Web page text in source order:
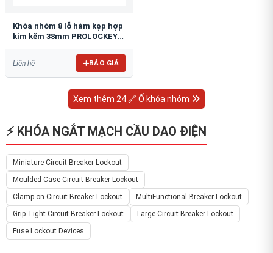
Khóa nhóm 8 lỗ hàm kẹp hợp
kim kẽm 38mm PROLOCKEY
Liên hệ BÁO GIÁ
Xem thêm 24 🔗 Ổ khóa nhóm
⚡ KHÓA NGẮT MẠCH CẦU DAO ĐIỆN
Miniature Circuit Breaker Lockout
Moulded Case Circuit Breaker Lockout
Clamp-on Circuit Breaker Lockout
MultiFunctional Breaker Lockout
Grip Tight Circuit Breaker Lockout
Large Circuit Breaker Lockout
Fuse Lockout Devices